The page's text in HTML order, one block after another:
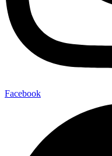
Facebook